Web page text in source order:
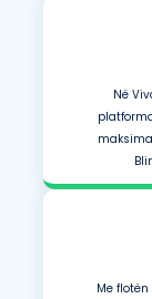
Në
Me